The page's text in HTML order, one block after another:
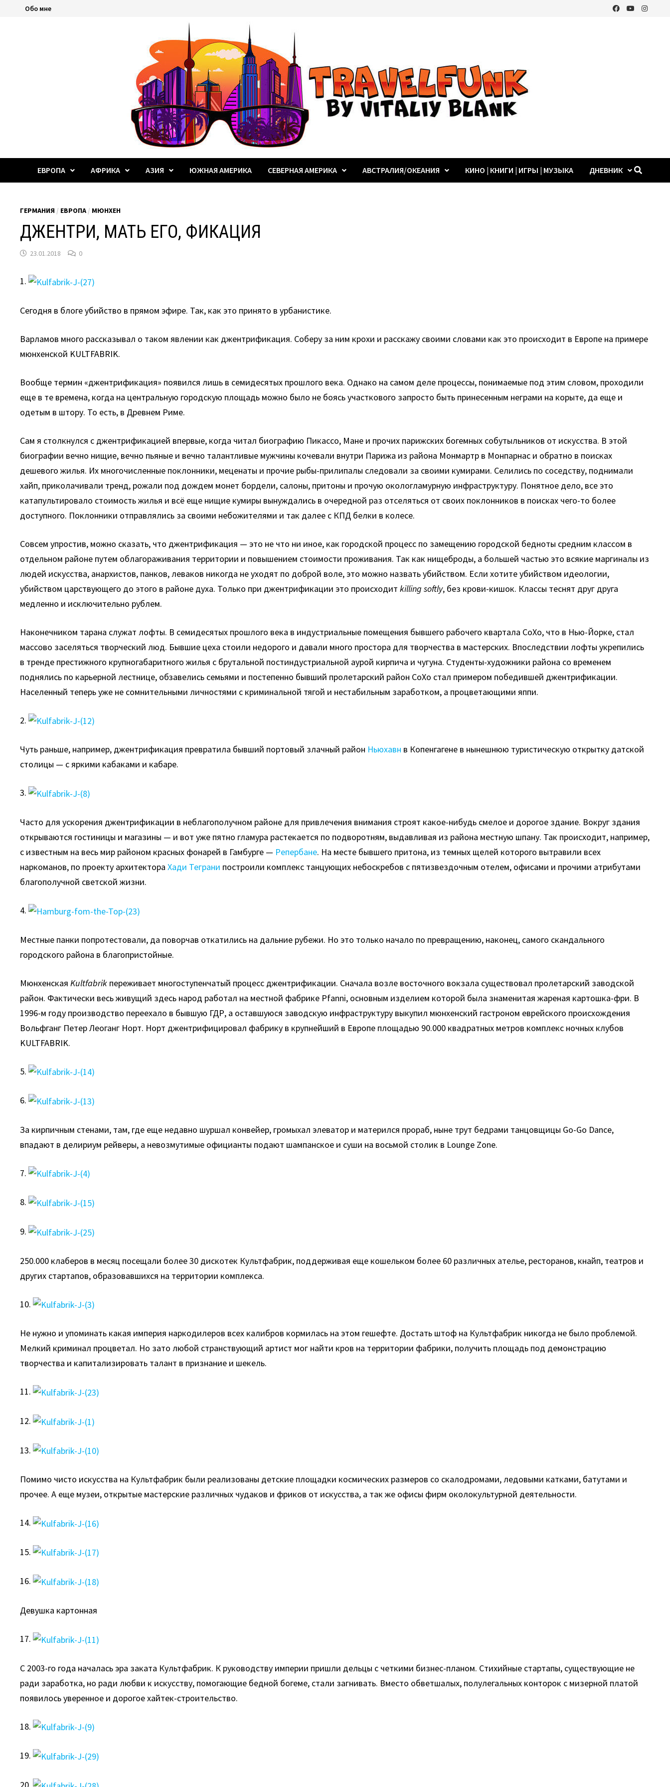
ПерейтиОбо мне
ЕВРОПА АФРИКА АЗИЯ ЮЖНАЯ АМЕРИКА СЕВЕРНАЯ АМЕРИКА АВСТРАЛИЯ/ОКЕАНИЯ КИНО | КНИГИ | ИГРЫ | МУЗЫКА ДНЕВНИК
ГЕРМАНИЯ / ЕВРОПА / МЮНХЕН
ДЖЕНТРИ, МАТЬ ЕГО, ФИКАЦИЯ
23.01.2018 0
1.
Сегодня в блоге убийство в прямом эфире. Так, как это принято в урбанистике.
Варламов много рассказывал о таком явлении как джентрификация. Соберу за ним крохи и расскажу своими словами как это происходит в Европе на примере
мюнхенской KULTFABRIK.
Вообще термин «джентрификация» появился лишь в семидесятых прошлого века. Однако на самом деле процессы, понимаемые под этим словом, проходили
еще в те времена, когда на центральную городскую площадь можно было не боясь участкового запросто быть принесенным неграми на корыте, да еще и
одетым в штору. То есть, в Древнем Риме.
Сам я столкнулся с джентрификацией впервые, когда читал биографию Пикассо, Мане и прочих парижских богемных собутыльников от искусства. В этой
биографии вечно нищие, вечно пьяные и вечно талантливые мужчины кочевали внутри Парижа из района Монмартр в Монпарнас и обратно в поисках
дешевого жилья. Их многочисленные поклонники, меценаты и прочие рыбы-прилипалы следовали за своими кумирами. Селились по соседству, поднимали
хайп, приколачивали тренд, рожали под дождем монет бордели, салоны, притоны и прочую окологламурную инфраструктуру. Понятное дело, все это
катапультировало стоимость жилья и всё еще нищие кумиры вынуждались в очередной раз отселяться от своих поклонников в поисках чего-то более
доступного. Поклонники отправлялись за своими небожителями и так далее с КПД белки в колесе.
Совсем упростив, можно сказать, что джентрификация — это не что ни иное, как городской процесс по замещению городской бедноты средним классом в
отдельном районе путем облагораживания территории и повышением стоимости проживания. Так как нищеброды, а большей частью это всякие маргиналы из
людей искусства, анархистов, панков, леваков никогда не уходят по доброй воле, это можно назвать убийством. Если хотите убийством идеологии,
убийством царствующего до этого в районе духа. Только при джентрификации это происходитkilling softly, без крови-кишок. Классы теснят друг друга
медленно и исключительно рублем.
Наконечником тарана служат лофты. В семидесятых прошлого века в индустриальные помещения бывшего рабочего квартала СоХо, что в Нью-Йорке, стал
массово заселяться творческий люд. Бывшие цеха стоили недорого и давали много простора для творчества в мастерских. Впоследствии лофты укрепились
в тренде престижного крупногабаритного жилья с брутальной постиндустриальной аурой кирпича и чугуна. Студенты-художники района со временем
поднялись по карьерной лестнице, обзавелись семьями и постепенно бывший пролетарский район СоХо стал примером победившей джентрификации.
Населенный теперь уже не сомнительными личностями с криминальной тягой и нестабильным заработком, а процветающими яппи.
2.
Чуть раньше, например, джентрификация превратила бывший портовый злачный район Ньюхавн в Копенгагене в нынешнюю туристическую открытку датской
столицы — с яркими кабаками и кабаре.
3.
Часто для ускорения джентрификации в неблагополучном районе для привлечения внимания строят какое-нибудь смелое и дорогое здание. Вокруг здания
открываются гостиницы и магазины — и вот уже пятно гламура растекается по подворотням, выдавливая из района местную шпану. Так происходит, например,
с известным на весь мир районом красных фонарей в Гамбурге — Репербане. На месте бывшего притона, из темных щелей которого вытравили всех
наркоманов, по проекту архитектораХади Теграни построили комплекс танцующих небоскребов с пятизвездочным отелем, офисами и прочими атрибутами
благополучной светской жизни.
4.
Местные панки попротестовали, да поворчав откатились на дальние рубежи. Но это только начало по превращению, наконец, самого скандального
городского района в благопристойные.
Мюнхенская Kultfabrik переживает многоступенчатый процесс джентрификации. Сначала возле восточного вокзала существовал пролетарский заводской
район. Фактически весь живущий здесь народ работал на местной фабрике Pfanni, основным изделием которой была знаменитая жареная картошка-фри. В
1996-м году производство переехало в бывшую ГДР, а оставшуюся заводскую инфраструктуру выкупил мюнхенский гастроном еврейского происхождения
Вольфганг Петер Леоганг Норт. Норт джентрифицировал фабрику в крупнейший в Европе площадью 90.000 квадратных метров комплекс ночных клубов
KULTFABRIK.
5.
6.
За кирпичным стенами, там, где еще недавно шуршал конвейер, громыхал элеватор и матерился прораб, ныне трут бедрами танцовщицы Go-Go Dance,
впадают в делириум рейверы, а невозмутимые официанты подают шампанское и суши на восьмой столик в Lounge Zone.
7.
8.
9.
250.000 клаберов в месяц посещали более 30 дискотек Культфабрик, поддерживая еще кошельком более 60 различных ателье, ресторанов, кнайп, театров и
других стартапов, образовавшихся на территории комплекса.
10.
Не нужно и упоминать какая империя наркодилеров всех калибров кормилась на этом гешефте. Достать штоф на Культфабрик никогда не было проблемой.
Мелкий криминал процветал. Но зато любой странствующий артист мог найти кров на территории фабрики, получить площадь под демонстрацию
творчества и капитализировать талант в признание и шекель.
11.
12.
13.
Помимо чисто искусства на Культфабрик были реализованы детские площадки космических размеров со скалодромами, ледовыми катками, батутами и
прочее. А еще музеи, открытые мастерские различных чудаков и фриков от искусства, а так же офисы фирм околокультурной деятельности.
14.
15.
16.
Девушка картонная
17.
С 2003-го года началась эра заката Культфабрик. К руководству империи пришли дельцы с четкими бизнес-планом. Стихийные стартапы, существующие не
ради заработка, но ради любви к искусству, помогающие бедной богеме, стали загнивать. Вместо обветшалых, полулегальных конторок с мизерной платой
появилось уверенное и дорогое хайтек-строительство.
18.
19.
20.